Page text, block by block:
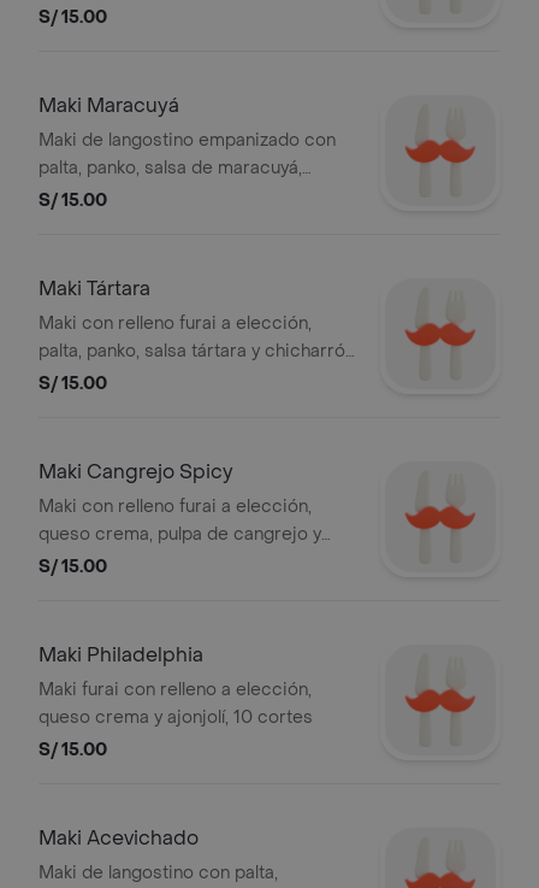
BBQ, ajonjolí, 10 cortes
S/ 15.00
Maki Maracuyá
Maki de langostino empanizado con
palta, panko, salsa de maracuyá,
ajonjolí, 10 cortes
S/ 15.00
Maki Tártara
Maki con relleno furai a elección,
palta, panko, salsa tártara y chicharrón
de pescado, 10 cortes
S/ 15.00
Maki Cangrejo Spicy
Maki con relleno furai a elección,
queso crema, pulpa de cangrejo y
salsa spicy, 10 cortes
S/ 15.00
Maki Philadelphia
Maki furai con relleno a elección,
queso crema y ajonjolí, 10 cortes
S/ 15.00
Maki Acevichado
Maki de langostino con palta,